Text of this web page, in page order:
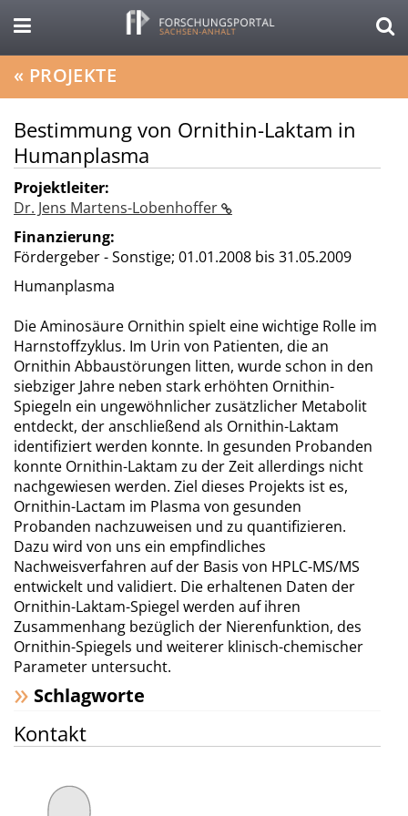
« PROJEKTE
Bestimmung von Ornithin-Laktam in
Humanplasma
Projektleiter:
Dr. Jens Martens-Lobenhoffer
Finanzierung:
Fördergeber - Sonstige; 01.01.2008 bis 31.05.2009
Humanplasma
Die Aminosäure Ornithin spielt eine wichtige Rolle im
Harnstoffzyklus. Im Urin von Patienten, die an
Ornithin Abbaustörungen litten, wurde schon in den
siebziger Jahre neben stark erhöhten Ornithin-
Spiegeln ein ungewöhnlicher zusätzlicher Metabolit
entdeckt, der anschließend als Ornithin-Laktam
identifiziert werden konnte. In gesunden Probanden
konnte Ornithin-Laktam zu der Zeit allerdings nicht
nachgewiesen werden. Ziel dieses Projekts ist es,
Ornithin-Lactam im Plasma von gesunden
Probanden nachzuweisen und zu quantifizieren.
Dazu wird von uns ein empfindliches
Nachweisverfahren auf der Basis von HPLC-MS/MS
entwickelt und validiert. Die erhaltenen Daten der
Ornithin-Laktam-Spiegel werden auf ihren
Zusammenhang bezüglich der Nierenfunktion, des
Ornithin-Spiegels und weiterer klinisch-chemischer
Parameter untersucht.
Schlagworte
Kontakt